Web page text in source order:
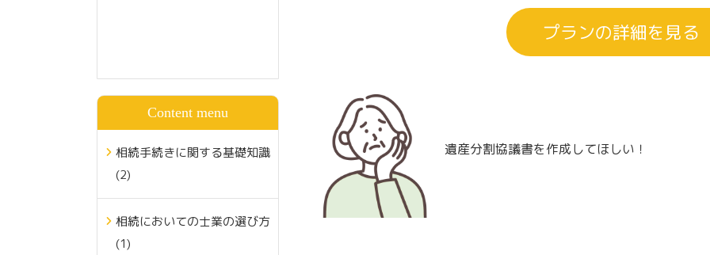
Content menu
相続手続きに関する基礎知識
(2)
相続においての士業の選び方
(1)
プランの詳細を見る
遺産分割協議書を作成してほしい！